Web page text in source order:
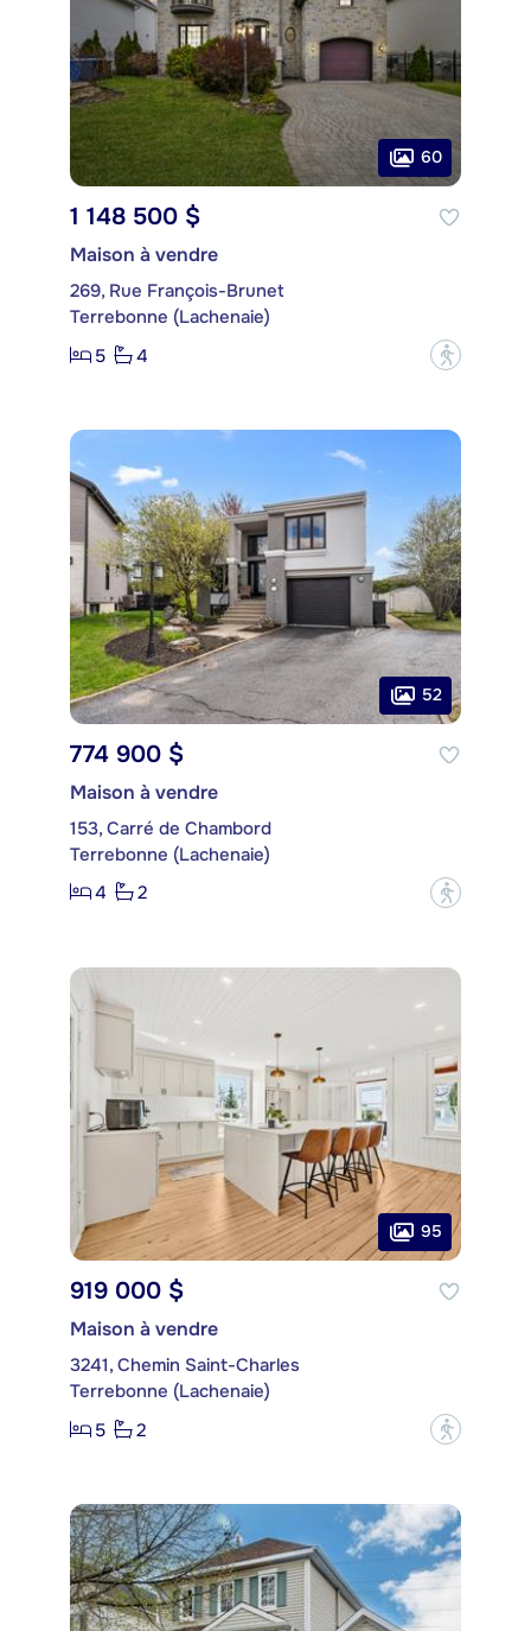
60
1 148 500 $
Maison à vendre
269, Rue François-Brunet
Terrebonne (Lachenaie)
5
4 ?
52
774 900 $
Maison à vendre
153, Carré de Chambord
Terrebonne (Lachenaie)
4
2 ?
95
919 000 $
Maison à vendre
3241, Chemin Saint-Charles
Terrebonne (Lachenaie)
5
2 ?